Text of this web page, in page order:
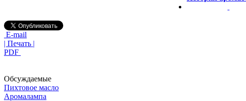
E-mail
| Печать |
PDF
Обсуждаемые
Пихтовое масло
Аромалампа